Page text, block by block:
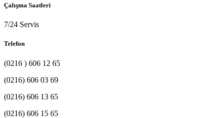
Çalışma Saatleri
7/24 Servis
Telefon
(0216 ) 606 12 65
(0216) 606 03 69
(0216) 606 13 65
(0216) 606 15 65